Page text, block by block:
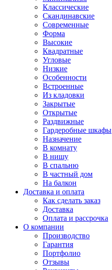
Классические
Скандинавские
Современные
Форма
Высокие
Квадратные
Угловые
Низкие
Особенности
Встроенные
Из кладовки
Закрытые
Открытые
Раздвижные
Гардеробные шкафы
Назначение
В комнату
В нишу
В спальню
В частный дом
На балкон
Доставка и оплата
Как сделать заказ
Доставка
Оплата и рассрочка
О компании
Производство
Гарантия
Портфолио
Отзывы